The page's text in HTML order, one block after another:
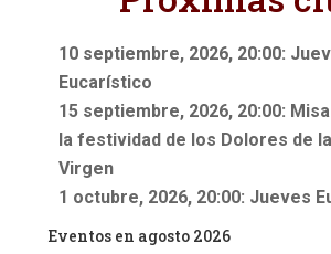
10 septiembre, 2026, 20:00:
Eucarístico
15 septiembre, 2026, 20:00:
la festividad de los Dolores de
Virgen
1 octubre, 2026, 20:00: Jueves
Eventos en agosto 2026